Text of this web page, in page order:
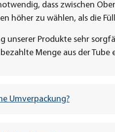
dass zwischen
höher zu wählen, als die
unserer Produkte sehr
Menge aus der Tube
Umverpackung?